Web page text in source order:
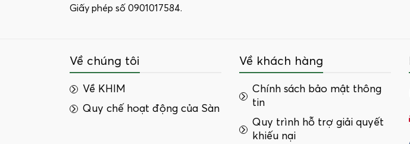
Giấy phép số 0901017584.
Về chúng tôi
Về KHIM
Quy chế hoạt động của Sàn
Về khách hàng
Chính sách bảo mật thông
tin
Quy trình hỗ trợ giải quyết
khiếu nại